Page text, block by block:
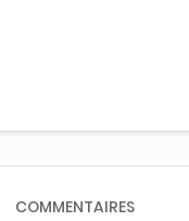
COMMENTAIRES